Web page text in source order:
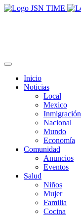
Inicio
Noticias
Local
Mexico
Inmigración
Nacional
Mundo
Economía
Comunidad
Anuncios
Eventos
Salud
Niños
Mujer
Familia
Cocina